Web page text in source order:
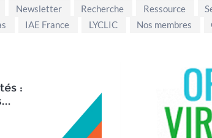
Newsletter Recherche Ressource
IAE France LYCLIC Nos membres